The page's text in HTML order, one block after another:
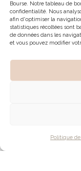
Bourse. Notre tableau de
confidentialité. Nous
afin d'optimiser la
statistiques récoltées sont
de données dans les
et vous pouvez modifier
Politique
LIRE PLUS